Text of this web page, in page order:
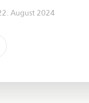
August 2024